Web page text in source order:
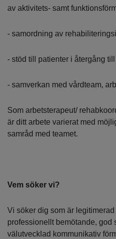
av aktivitets- samt
- samordning av
- stöd till patienter i återgång
- samverkan med vårdteam,
Som arbetsterapeut/
är ditt arbete varierat med
samråd med teamet.
Vem söker vi?
Vi söker dig som är
professionellt bemötande, god
välutvecklad kommunikativ